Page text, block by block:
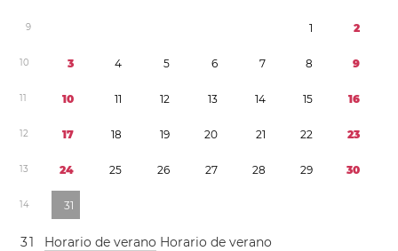
9 1 2
10 3 4 5 6 7 8 9
11 10 11 12 13 14 15 16
12 17 18 19 20 21 22 23
13 24 25 26 27 28 29 30
14 31
31 Horario de verano Horario de verano